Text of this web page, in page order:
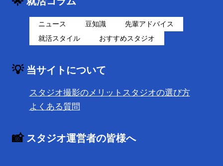
ニュース 豆知識
先輩アドバイス
就活スタイル
おすすめスタジオ
💡 当サイトについて
スタジオ撮影のメリット スタジオの選び方
よくある質問
📸 スタジオ運営者の皆様へ